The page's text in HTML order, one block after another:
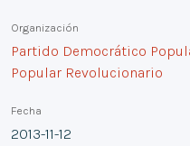
Organización
Partido Democrático
Popular Revolucionario
Fecha
2013-11-12